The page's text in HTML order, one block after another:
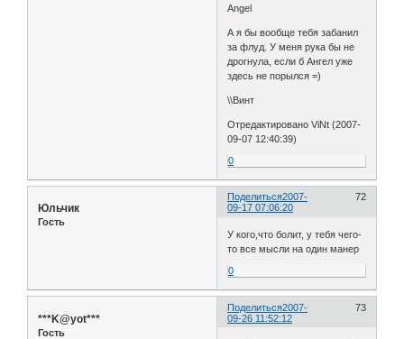
Angel
А я бы вообще тебя забанил
за флуд. У меня рука бы не
дрогнула, если б Ангел уже
здесь не порылся =)
\\Винт
Отредактировано ViNt (2007-
09-07 12:40:39)
0
Поделиться 72
2007-
09-17 07:06:20
Юльчик
Гость
У кого,что болит, у тебя чего-
то все мысли на один манер
0
Поделиться 73
2007-
09-26 11:52:12
***K@yot***
Гость